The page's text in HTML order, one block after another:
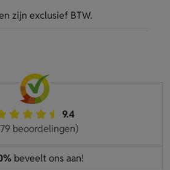
zijn exclusief BTW.
9.4
beoordelingen)
beveelt ons aan!